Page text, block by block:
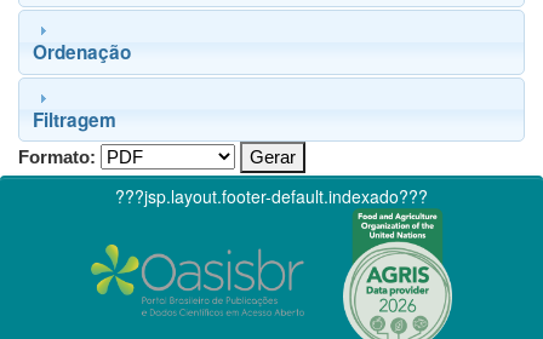
Ordenação
Filtragem
Formato:
???jsp.layout.footer-default.indexado???